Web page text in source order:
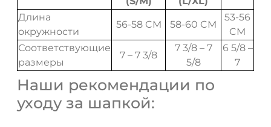
Длина
окружности
56-58 CM 58-60 CM
53-56
CM
Соответствующие
размеры
7 – 7 3/8
7 3/8 – 7
5/8
6 5/8 –
7
Наши рекомендации по
уходу за шапкой: